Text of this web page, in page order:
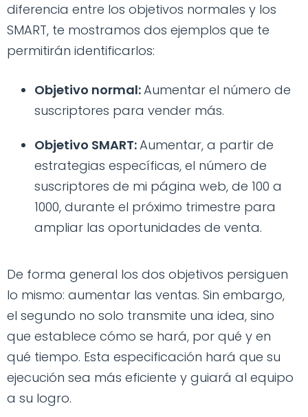
diferencia entre los objetivos normales y los
SMART, te mostramos dos ejemplos que te
permitirán identificarlos:
Objetivo normal:Aumentar el número de
suscriptores para vender más.
Objetivo SMART:Aumentar, a partir de
estrategias específicas, el número de
suscriptores de mi página web, de 100 a
1000, durante el próximo trimestre para
ampliar las oportunidades de venta.
De forma general los dos objetivos persiguen
lo mismo: aumentar las ventas. Sin embargo,
el segundo no solo transmite una idea, sino
que establece cómo se hará, por qué y en
qué tiempo. Esta especificación hará que su
ejecución sea más eficiente y guiará al equipo
a su logro.